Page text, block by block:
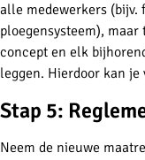
alle medewerkers
ploegensysteem),
concept en elk
leggen. Hierdoor kan
Stap 5:
Neem de nieuwe